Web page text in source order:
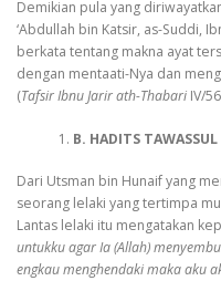
Demikian pula yang
‘Abdullah bin Katsir, as-Suddi,
berkata tentang makna ayat
dengan mentaati-Nya dan
(Tafsir Ibnu Jarir ath-Thabari IV/
B. HADITS TAWASSUL
Dari Utsman bin Hunaif yang
seorang lelaki yang tertimpa
Lantas lelaki itu mengatakan
untukku agar Ia (Allah)
engkau menghendaki maka aku